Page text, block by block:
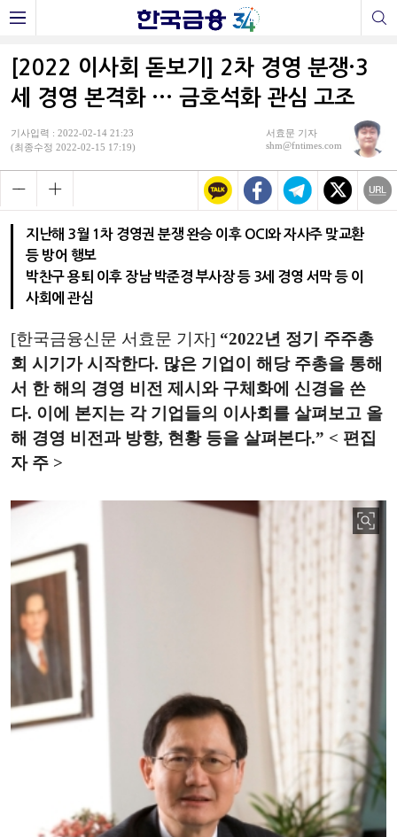
[2022 이사회 돋보기] 2차 경영 분쟁·3
세 경영 본격화 ··· 금호석화 관심 고조
기사입력 : 2022-02-14 21:23
(최종수정 2022-02-15 17:19)
서효문 기자
shm@fntimes.com
지난해 3월 1차 경영권 분쟁 완승 이후 OCI와 자사주 맞교환
등 방어 행보
박찬구 용퇴 이후 장남 박준경 부사장 등 3세 경영 서막 등 이
사회에 관심
[한국금융신문 서효문 기자] “2022년 정기 주주총
회 시기가 시작한다. 많은 기업이 해당 주총을 통해
서 한 해의 경영 비전 제시와 구체화에 신경을 쓴
다. 이에 본지는 각 기업들의 이사회를 살펴보고 올
해 경영 비전과 방향, 현황 등을 살펴본다.” < 편집
자 주 >